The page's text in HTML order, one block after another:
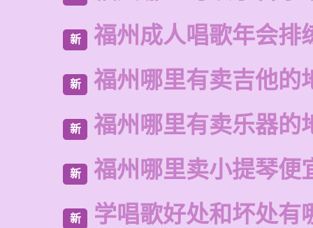
新 福州成人唱歌年会排
新 福州哪里有卖吉他的
新 福州哪里有卖乐器的
新 福州哪里卖小提琴便
新 学唱歌好处和坏处有